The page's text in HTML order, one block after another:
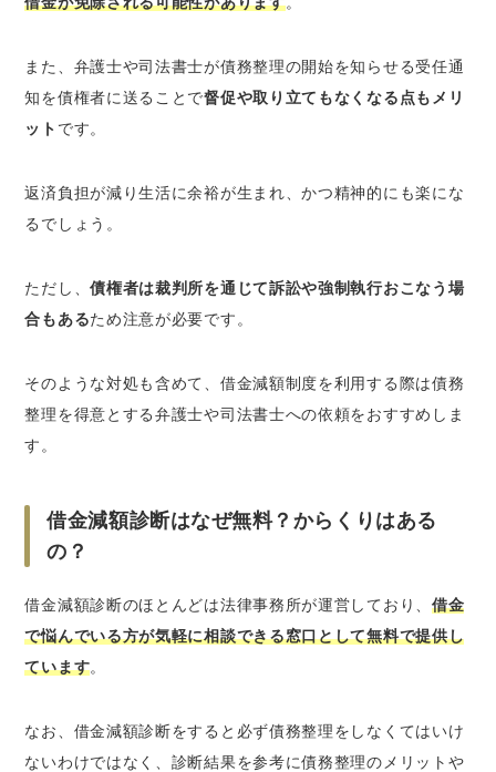
また、弁護士や司法書士が債務整理の開始を知らせる受任通
知を債権者に送ることで督促や取り立てもなくなる点もメリ
ット です。
返済負担が減り生活に余裕が生まれ、かつ精神的にも楽にな
るでしょう。
ただし、債権者は裁判所を通じて訴訟や強制執行おこなう場
合もあるため注意が必要です。
そのような対処も含めて、借金減額制度を利用する際は債務
整理を得意とする弁護士や司法書士への依頼をおすすめしま
す。
借金減額診断はなぜ無料？からくりはある
の？
借金減額診断のほとんどは法律事務所が運営しており、 借金
で悩んでいる方が気軽に相談できる窓口として無料で提供し
ています。
なお、借金減額診断をすると必ず債務整理をしなくてはいけ
ないわけではなく、診断結果を参考に債務整理のメリットや